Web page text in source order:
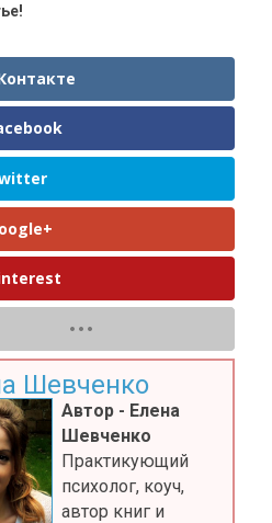
Шевченко
Автор - Елена
Шевченко
Практикующий
психолог, коуч,
автор книг и